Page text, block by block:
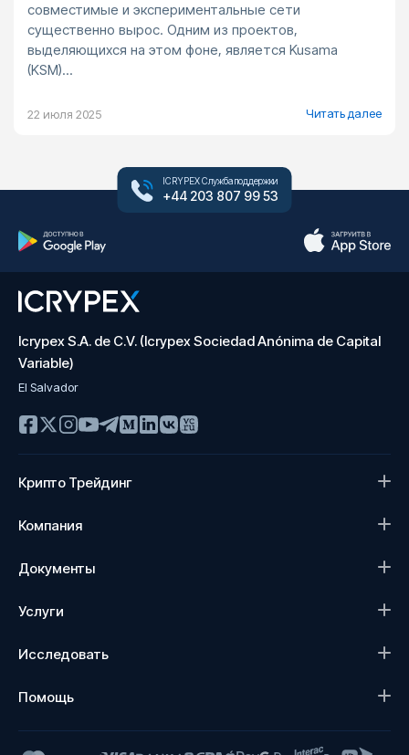
совместимые и экспериментальные сети
существенно вырос. Одним из проектов,
выделяющихся на этом фоне, является Kusama
(KSM)...
22 июля 2025 Читать далее
ICRYPEX Служба поддержки
+44 203 807 99 53
Icrypex S.A. de C.V. (Icrypex Sociedad Anónima de Capital
Variable)
El Salvador
Крипто Трейдинг
Компания
Документы
Услуги
Исследовать
Помощь